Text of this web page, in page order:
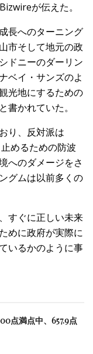
が伝えた。
長へのターニング
市そして地元の政
ドニーのダーリン
ベイ・サンズのよ
光地にするための
かれていた。
り、反対派は
めるための防波
へのダメージをさ
グムは以前多くの
すぐに正しい未来
めに政府が実際に
いるかのように事
点満点中、657.9点